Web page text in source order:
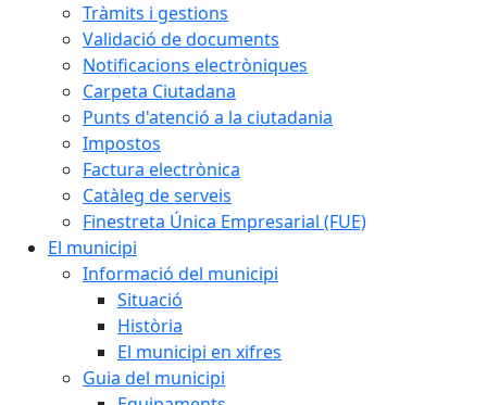
Tràmits i gestions
Validació de documents
Notificacions electròniques
Carpeta Ciutadana
Punts d'atenció a la ciutadania
Impostos
Factura electrònica
Catàleg de serveis
Finestreta Única Empresarial (FUE)
El municipi
Informació del municipi
Situació
Història
El municipi en xifres
Guia del municipi